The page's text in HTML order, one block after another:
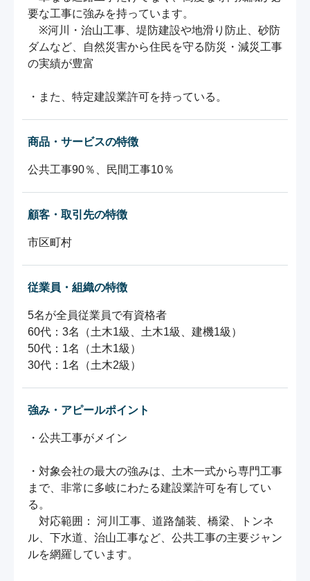
要な工事に強みを持っています。
※河川・治山工事、堤防建設や地滑り防止、砂防
ダムなど、自然災害から住民を守る防災・減災工事
の実績が豊富
・また、特定建設業許可を持っている。
商品・サービスの特徴
公共工事90％、民間工事10％
顧客・取引先の特徴
市区町村
従業員・組織の特徴
5名が全員従業員で有資格者
60代：3名（土木1級、土木1級、建機1級）
50代：1名（土木1級）
30代：1名（土木2級）
強み・アピールポイント
・公共工事がメイン
・対象会社の最大の強みは、土木一式から専門工事
まで、非常に多岐にわたる建設業許可を有してい
る。
対応範囲： 河川工事、道路舗装、橋梁、トンネ
ル、下水道、治山工事など、公共工事の主要ジャン
ルを網羅しています。